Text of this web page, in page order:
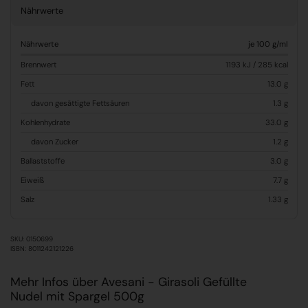
Nährwerte
Nährwerte
je 100 g/ml
Brennwert
1193 kJ / 285 kcal
Fett
13.0 g
davon gesättigte Fettsäuren
1.3 g
Kohlenhydrate
33.0 g
davon Zucker
1.2 g
Ballaststoffe
3.0 g
Eiweiß
7.7 g
Salz
1.33 g
SKU: 0150699
ISBN: 8011242121226
Mehr Infos über Avesani - Girasoli Gefüllte
Nudel mit Spargel 500g